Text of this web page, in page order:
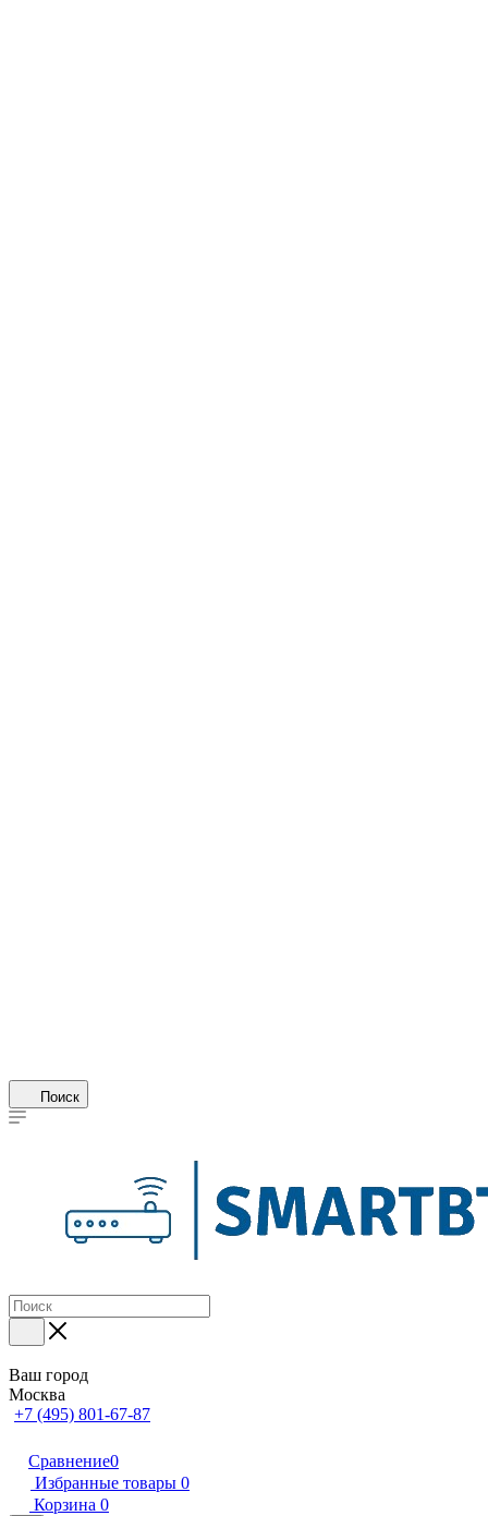
Поиск
Ваш город
Москва
+7 (495) 801-67-87
Сравнение0
Избранные товары 0
Корзина 0